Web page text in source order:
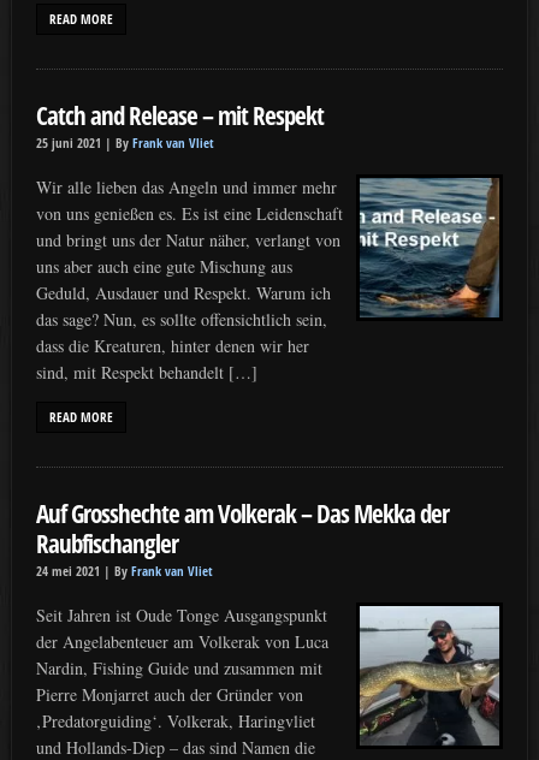
READ MORE
Catch and Release – mit Respekt
25 juni 2021 | By Frank van Vliet
Wir alle lieben das Angeln und immer mehr
von uns genießen es. Es ist eine Leidenschaft
und bringt uns der Natur näher, verlangt von
uns aber auch eine gute Mischung aus
Geduld, Ausdauer und Respekt. Warum ich
das sage? Nun, es sollte offensichtlich sein,
dass die Kreaturen, hinter denen wir her
sind, mit Respekt behandelt […]
READ MORE
Auf Grosshechte am Volkerak – Das Mekka der
Raubfischangler
24 mei 2021 | By Frank van Vliet
Seit Jahren ist Oude Tonge Ausgangspunkt
der Angelabenteuer am Volkerak von Luca
Nardin, Fishing Guide und zusammen mit
Pierre Monjarret auch der Gründer von
‚Predatorguiding‘. Volkerak, Haringvliet
und Hollands-Diep – das sind Namen die